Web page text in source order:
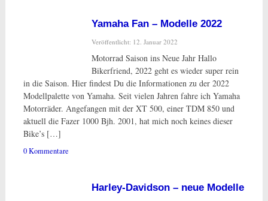
Yamaha Fan – Modelle 2022
Veröffentlicht: 12. Januar 2022
Motorrad Saison ins Neue Jahr Hallo
Bikerfriend, 2022 geht es wieder super rein
in die Saison. Hier findest Du die Informationen zu der 2022
Modellpalette von Yamaha. Seit vielen Jahren fahre ich Yamaha
Motorräder. Angefangen mit der XT 500, einer TDM 850 und
aktuell die Fazer 1000 Bjh. 2001, hat mich noch keines dieser
Bike’s […]
0 Kommentare
Harley-Davidson – neue Modelle